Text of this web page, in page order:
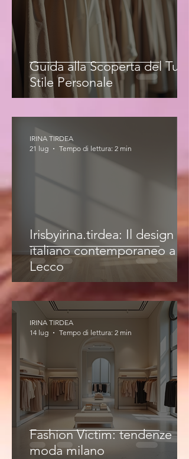
Guida alla Scoperta del Tuo
Stile Personale
Irisbyirina.tirdea: Il design
italiano contemporaneo a
Lecco
IRINA TIRDEA
21 lug
Tempo di lettura: 2 min
Fashion Victim: tendenze
moda milano
IRINA TIRDEA
14 lug
Tempo di lettura: 2 min